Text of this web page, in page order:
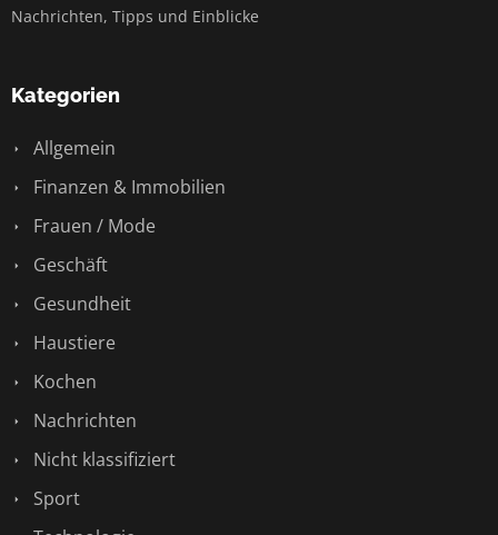
Nachrichten, Tipps und Einblicke
Kategorien
Allgemein
Finanzen & Immobilien
Frauen / Mode
Geschäft
Gesundheit
Haustiere
Kochen
Nachrichten
Nicht klassifiziert
Sport